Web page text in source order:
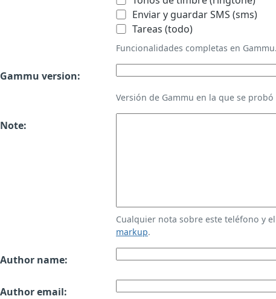
Enviar y guardar SMS (sms)
Tareas (todo)
Funcionalidades completas en Gammu.
Gammu version:
Versión de Gammu en la que se
Note:
Cualquier nota sobre este teléfono y
markup.
Author name:
Author email: